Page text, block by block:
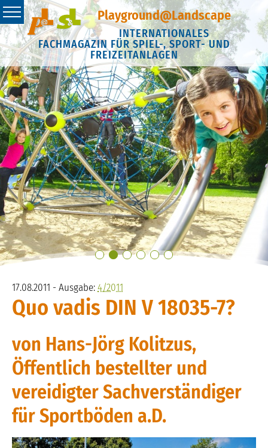
Playground@Landscape
INTERNATIONALES
FACHMAGAZIN FÜR SPIEL-, SPORT- UND
FREIZEITANLAGEN
17.08.2011 - Ausgabe:4/2011
Quo vadis DIN V 18035-7?
von Hans-Jörg Kolitzus,
Öffentlich bestellter und
vereidigter Sachverständiger
für Sportböden a.D.